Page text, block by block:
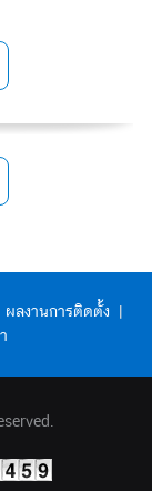
ผลงานการติดตั้ง|